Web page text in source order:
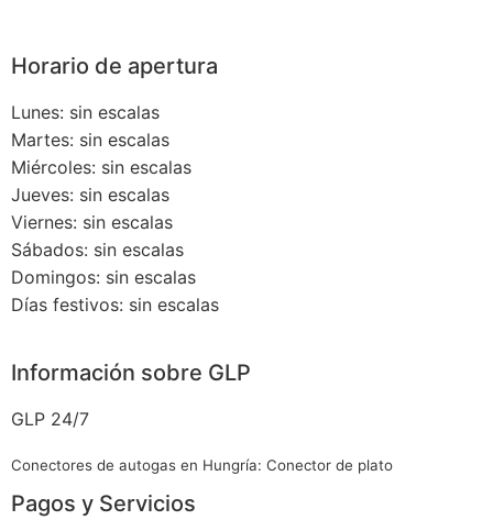
Horario de apertura
Lunes: sin escalas
Martes: sin escalas
Miércoles: sin escalas
Jueves: sin escalas
Viernes: sin escalas
Sábados: sin escalas
Domingos: sin escalas
Días festivos: sin escalas
Información sobre GLP
GLP 24/7
Conectores de autogas en Hungría: Conector de plato
Pagos y Servicios